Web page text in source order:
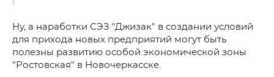
Ну, а наработки СЭЗ "Джизак" в создании условий
для прихода новых предприятий могут быть
полезны развитию особой экономической зоны
"Ростовская" в Новочеркасске.